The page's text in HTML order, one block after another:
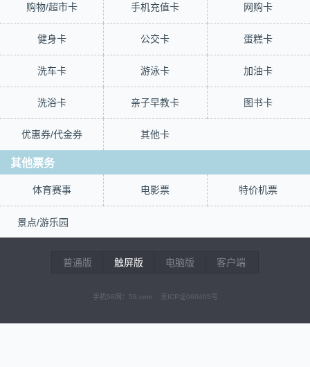
购物/超市卡 手机充值卡 网购卡
健身卡 公交卡 蛋糕卡
洗车卡 游泳卡 加油卡
洗浴卡 亲子早教卡 图书卡
优惠券/代金券 其他卡
其他票务
体育赛事 电影票 特价机票
景点/游乐园
普通版 触屏版 电脑版 客户端
手机58网：58.com 京ICP证060405号